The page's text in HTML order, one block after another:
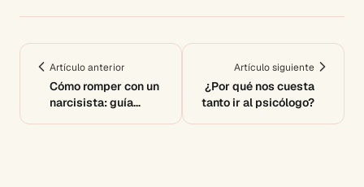
Artículo anterior
Cómo romper con un
narcisista: guía
Artículo siguiente
¿Por qué nos cuesta
tanto ir al psicólogo?